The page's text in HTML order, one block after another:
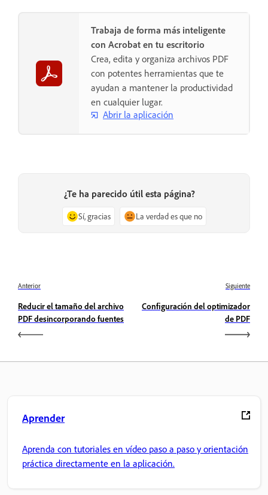
Trabaja de forma más inteligente
con Acrobat en tu escritorio
Crea, edita y organiza archivos PDF
con potentes herramientas que te
ayudan a mantener la productividad
en cualquier lugar.
Abrir la aplicación
¿Te ha parecido útil esta página?
Sí, gracias La verdad es que no
Anterior
Reducir el tamaño del archivo
PDF desincorporando fuentes
Siguiente
Configuración del optimizador
de PDF
Aprender
Aprenda con tutoriales en vídeo paso a paso y orientación
práctica directamente en la aplicación.